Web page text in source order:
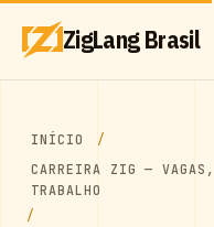
ZigLang Brasil
INÍCIO
CARREIRA ZIG —
TRABALHO